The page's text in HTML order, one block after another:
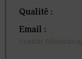
Qualité :
Email :